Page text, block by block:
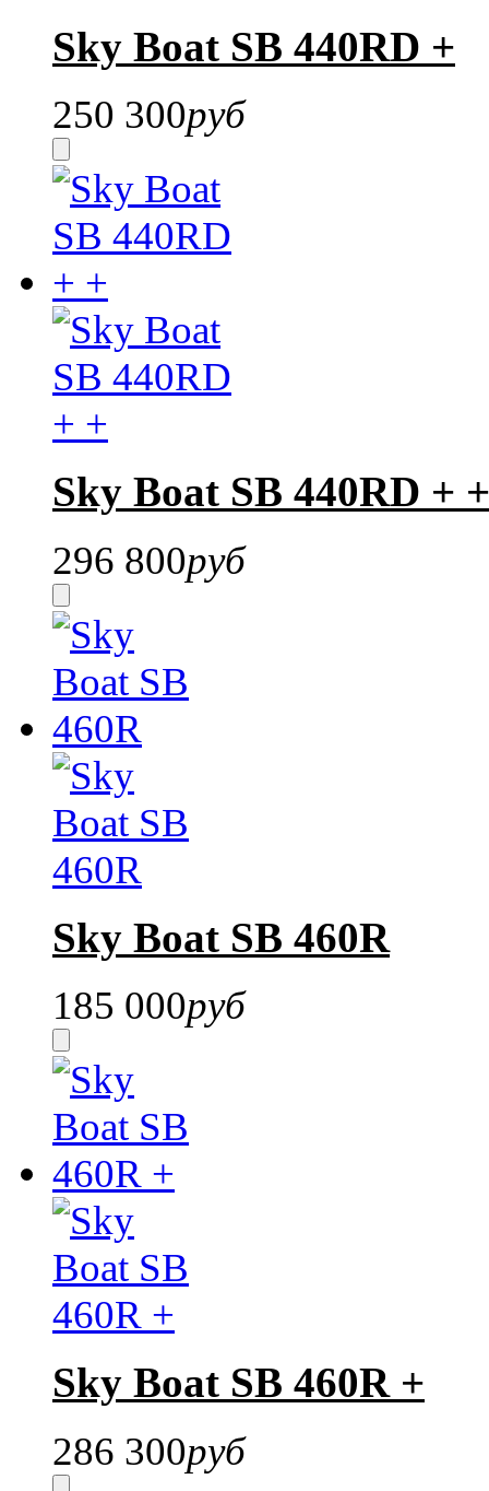
Sky Boat SB 440RD +
250 300руб
Sky Boat SB 440RD + +
296 800руб
Sky Boat SB 460R
185 000руб
Sky Boat SB 460R +
286 300руб